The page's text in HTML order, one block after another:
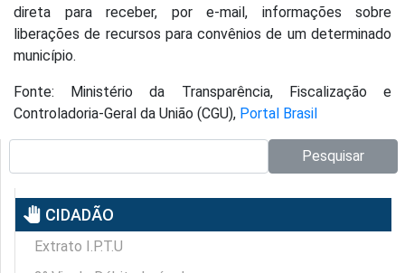
direta para receber, por e-mail, informações sobre
liberações de recursos para convênios de um determinado
município.
Fonte: Ministério da Transparência, Fiscalização e
Controladoria-Geral da União (CGU), Portal Brasil
Pesquisar
pan_tool CIDADÃO
Extrato I.P.T.U